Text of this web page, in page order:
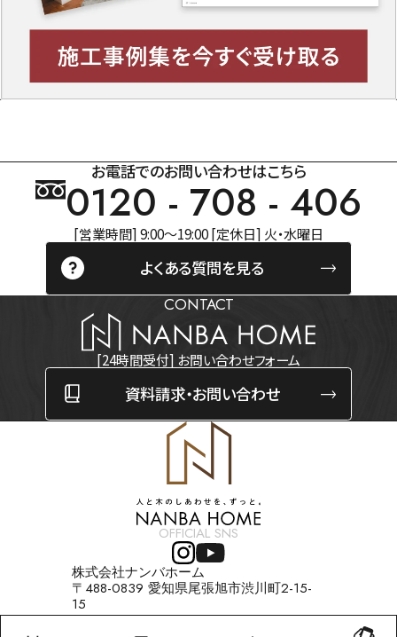
お電話でのお問い合わせはこちら
0120 - 708 - 406
[営業時間] 9:00～19:00 [定休日] 火・水曜日
よくある質問を見る
CONTACT
[24時間受付] お問い合わせフォーム
資料請求・お問い合わせ
OFFICIAL SNS
株式会社ナンバホーム
〒488-0839 愛知県尾張旭市渋川町2-15-
15
TEL：0120-708-406 FAX：0561-56-